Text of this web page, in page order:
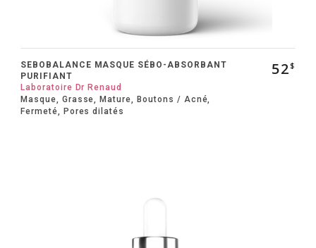
SEBOBALANCE MASQUE SÉBO-ABSORBANT
PURIFIANT
Laboratoire Dr Renaud
Masque, Grasse, Mature, Boutons / Acné,
Fermeté, Pores dilatés
52$